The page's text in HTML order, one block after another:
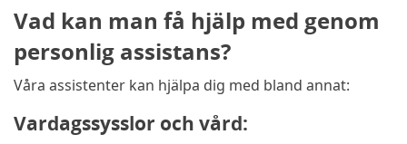
Vad kan man få hjälp med genom
personlig assistans?
Våra assistenter kan hjälpa dig med bland annat:
Vardagssysslor och vård: